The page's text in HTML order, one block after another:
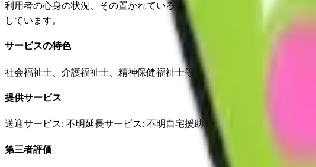
利用者の心身の状況、その置かれている環境等に応じて、利用者の選
しています。
サービスの特色
社会福祉士、介護福祉士、精神保健福祉士等それぞれの資格や経験を活
提供サービス
送迎サービス: 不明延長サービス: 不明 自宅援助: 不明
第三者評価